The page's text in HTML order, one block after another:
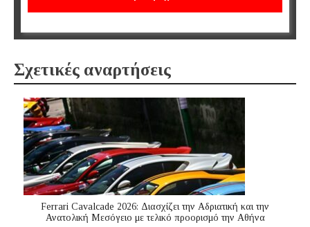
Σχετικές αναρτήσεις
Ferrari Cavalcade 2026: Διασχίζει την Αδριατική και την
Ανατολική Μεσόγειo με τελικό προορισμό την Αθήνα